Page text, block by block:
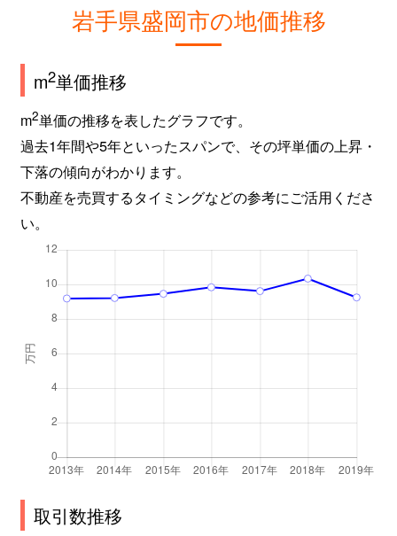
岩手県盛岡市の地価推移
m2単価推移
m2単価の推移を表したグラフです。
過去1年間や5年といったスパンで、その坪単価の上昇・
下落の傾向がわかります。
不動産を売買するタイミングなどの参考にご活用くださ
い。
取引数推移